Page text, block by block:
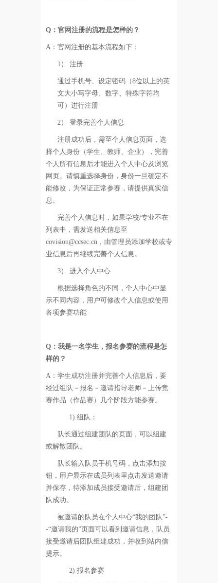
Q：官网注册的流程是怎样的？
A： 官网注册的基本流程如下：
1） 注册
通过手机号、设定密码（8位以上的英
文大小写字母、数字、特殊字符均
可）进行注册
2） 登录完善个人信息
注册成功后，需至个人信息页面，选
择个人身份（学生、教师、企业），完善
个人所有信息后才能进入个人中心及浏览
网页。请慎重选择身份，身份一旦确定不
能修改，为保证正常参赛，请提供真实信
息。
完善个人信息时，如果学校/专业不在
列表中，需发送相关信息至
covision@ccsec.cn，由管理员添加学校或专
业信息后再继续完善个人信息。
3） 进入个人中心
根据选择角色的不同，个人中心中显
示不同内容，用户可修改个人信息或使用
各项参赛功能
Q：我是一名学生，报名参赛的流程是怎
样的？
A： 学生成功注册并完善个人信息后，要
经过组队－报名－邀请指导老师－上传竞
赛作品（作品赛）几个阶段方能参赛。
1) 组队：
队长通过组建团队的页面，可以组建
或解散团队。
队长输入队员手机号码，点击添加按
钮，用户显示在成员列表里点击发送邀请
并保存，待添加成员接受邀请后，组建团
队成功。
被邀请的队员在个人中心“我的团队”-
-“邀请我的”页面可以看到邀请信息，队员
接受邀请后团队组建成功，并收到站内信
提示。
2) 报名参赛